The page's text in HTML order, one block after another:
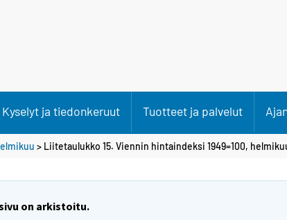
Kyselyt ja tiedonkeruut Tuotteet ja palvelut
> Liitetaulukko 15. Viennin hintaindeksi 1949=100,
on arkistoitu.